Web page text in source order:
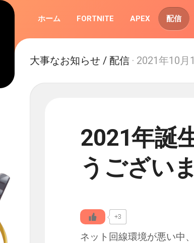
ホーム FORTNITE APEX 配信
大事なお知らせ / 配信 · 2021年10月
2021年誕
うござい
+3
ネット回線環境が悪い中